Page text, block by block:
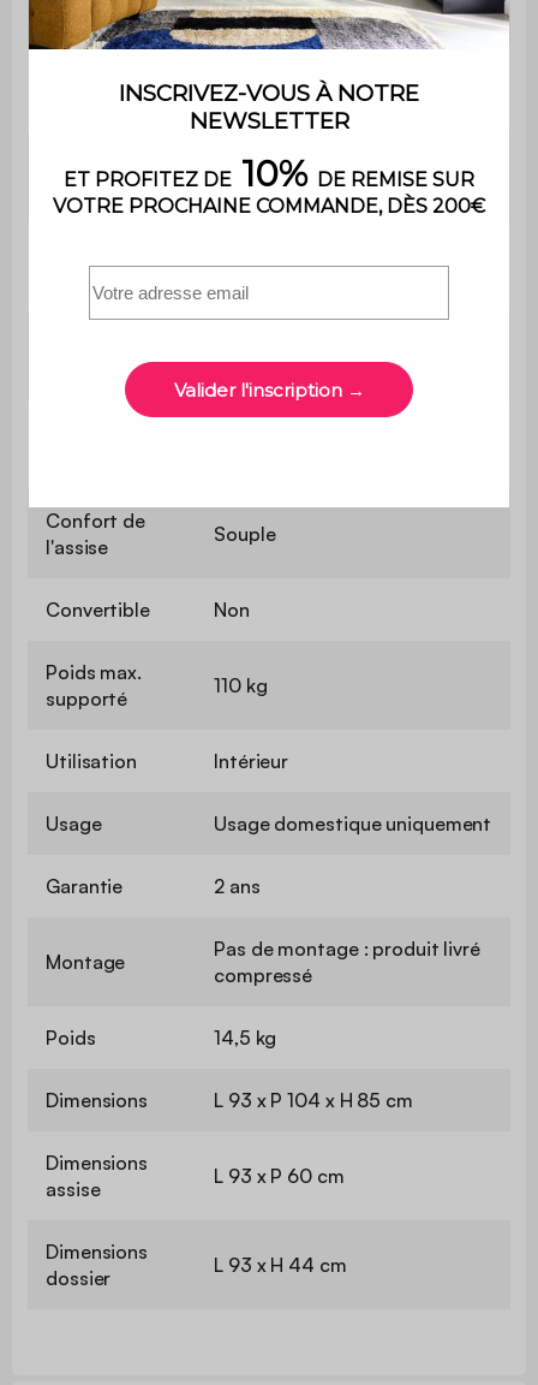
Garnissage PU
39cm de mousse polyuréthane
(30kg/m3)
Garnissage
dossier
37cm de mousse polyuréthane
(30kg/m3)
chaise
85 cm
41 cm
Confort de
l'assise
Souple
Convertible Non
Poids max.
supporté
110 kg
Utilisation Intérieur
Usage Usage domestique uniquement
Garantie 2 ans
Montage
Pas de montage : produit livré
compressé
Poids 14,5 kg
Dimensions L 93 x P 104 x H 85 cm
Dimensions
assise
L 93 x P 60 cm
Dimensions
dossier
L 93 x H 44 cm